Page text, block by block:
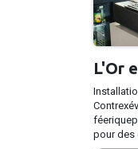
L'Or
pour des